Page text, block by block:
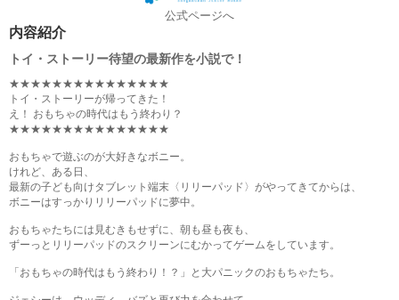
公式ページへ
内容紹介
トイ・ストーリー待望の最新作を小説で！
★★★★★★★★★★★★★★★
トイ・ストーリーが帰ってきた！
え！ おもちゃの時代はもう終わり？
★★★★★★★★★★★★★★★
おもちゃで遊ぶのが大好きなボニー。
けれど、ある日、
最新の子ども向けタブレット端末〈リリーパッド〉がやってきてからは、
ボニーはすっかりリリーパッドに夢中。
おもちゃたちには見むきもせずに、朝も昼も夜も、
ずーっとリリーパッドのスクリーンにむかってゲームをしています。
「おもちゃの時代はもう終わり！？」と大パニックのおもちゃたち。